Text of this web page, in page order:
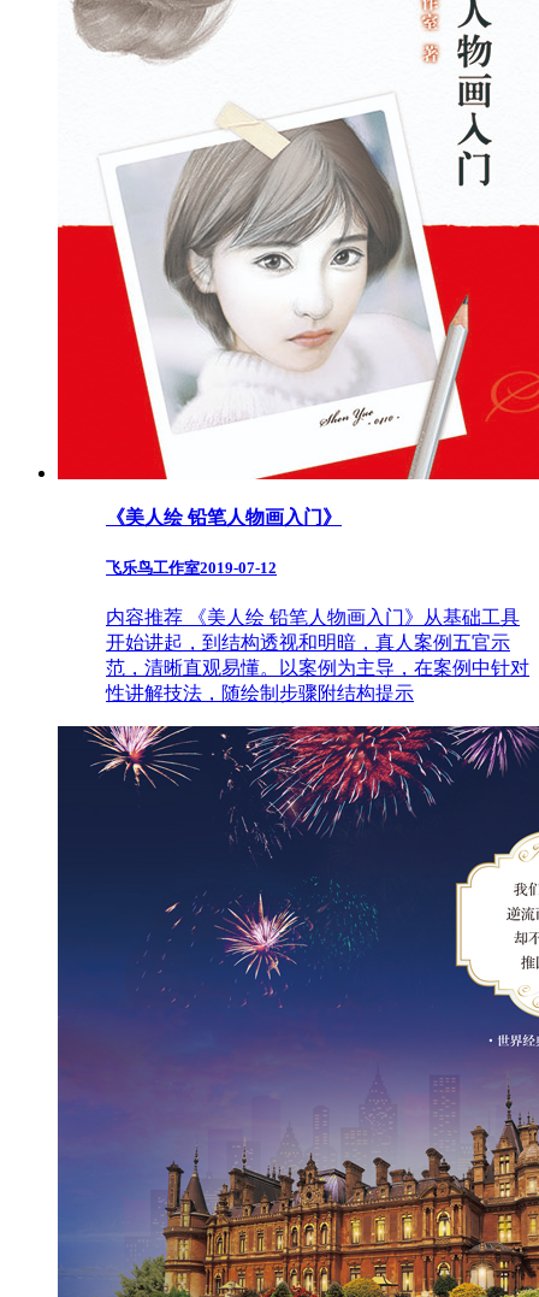
《美人绘 铅笔人物画入门》
飞乐鸟工作室2019-07-12
内容推荐 《美人绘 铅笔人物画入门》从基础工具
开始讲起，到结构透视和明暗，真人案例五官示
范，清晰直观易懂。以案例为主导，在案例中针对
性讲解技法，随绘制步骤附结构提示